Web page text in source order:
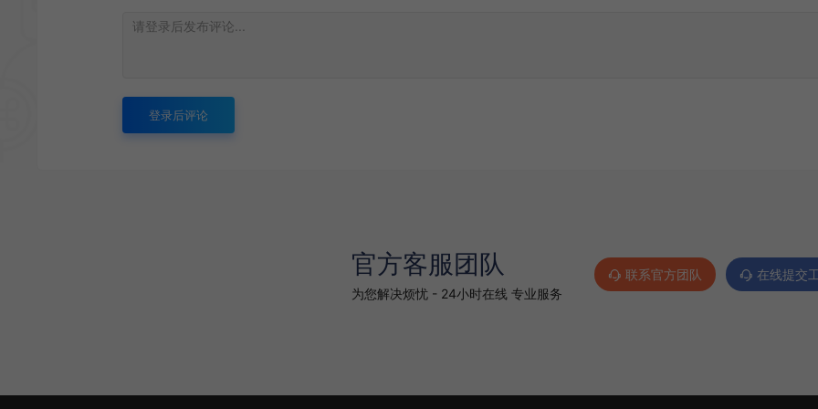
登录后评论
官方客服团队
为您解决烦忧 - 24小时在线 专业服务
联系官方团队 在线提交